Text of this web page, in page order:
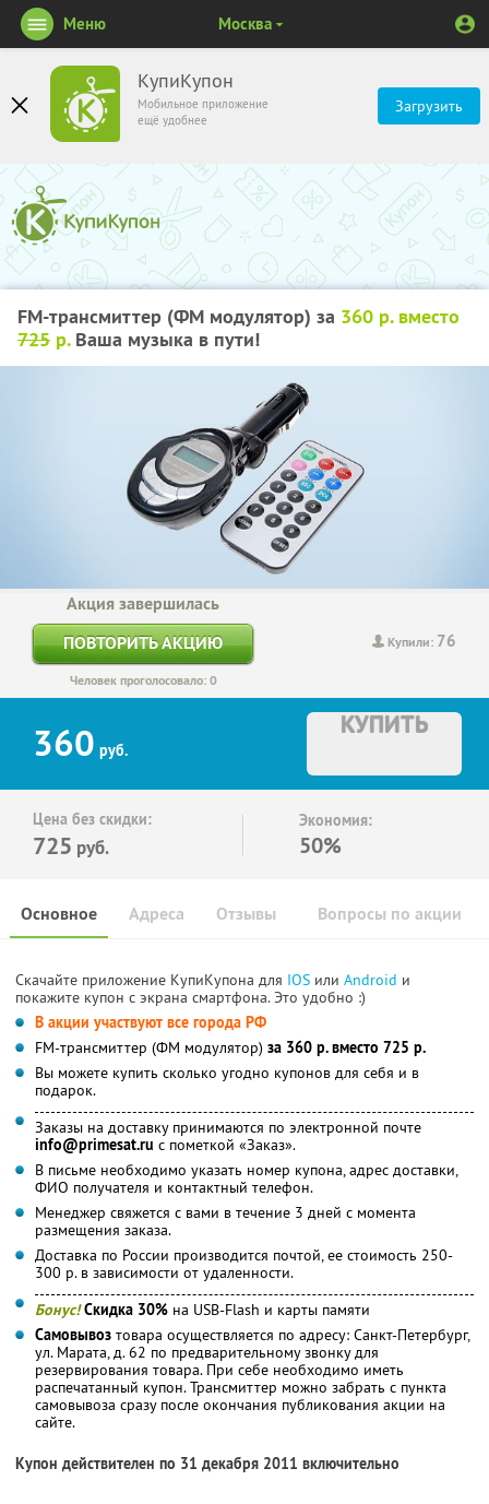
КупиКупон
Мобильное приложение
ещё удобнее
Загрузить
Меню Москва
FM-трансмиттер (ФМ модулятор) за 360 р. вместо
725 р.Ваша музыка в пути!
Купили: 76
Акция завершилась
ПОВТОРИТЬ АКЦИЮ
Человек проголосовало: 0
360 руб.
КУПИТЬ
Цена без скидки:
725 руб.
Экономия:
50%
Основное Отзывы Вопросы по акции
Адреса
Скачайте приложение КупиКупона для IOS или Android и
покажите купон с экрана смартфона. Это удобно :)
В акции участвуют все города РФ
FM-трансмиттер (ФМ модулятор) за 360 р. вместо 725 р.
Вы можете купить сколько угодно купонов для себя и в
подарок.
Заказы на доставку принимаются по электронной почте
info@primesat.ru с пометкой «Заказ».
В письме необходимо указать номер купона, адрес доставки,
ФИО получателя и контактный телефон.
Менеджер свяжется с вами в течение 3 дней с момента
размещения заказа.
Доставка по России производится почтой, ее стоимость 250-
300 р. в зависимости от удаленности.
Бонус! Скидка 30% на USB-Flash и карты памяти
Самовывоз товара осуществляется по адресу: Санкт-Петербург,
ул. Марата, д. 62 по предварительному звонку для
резервирования товара. При себе необходимо иметь
распечатанный купон. Трансмиттер можно забрать с пункта
самовывоза сразу после окончания публикования акции на
сайте.
Купон действителен по 31 декабря 2011 включительно